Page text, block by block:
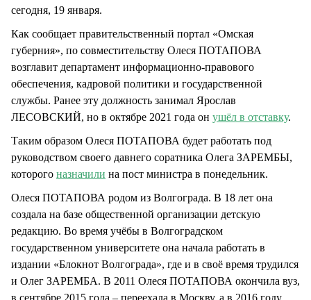
сегодня, 19 января.
Как сообщает правительственный портал «Омская
губерния», по совместительству Олеся ПОТАПОВА
возглавит департамент информационно-правового
обеспечения, кадровой политики и государственной
службы. Ранее эту должность занимал Ярослав
ЛЕСОВСКИЙ, но в октябре 2021 года он ушёл в отставку.
Таким образом Олеся ПОТАПОВА будет работать под
руководством своего давнего соратника Олега ЗАРЕМБЫ,
которого назначили на пост министра в понедельник.
Олеся ПОТАПОВА родом из Волгограда. В 18 лет она
создала на базе общественной организации детскую
редакцию. Во время учёбы в Волгоградском
государственном университете она начала работать в
издании «Блокнот Волгограда», где и в своё время трудился
и Олег ЗАРЕМБА. В 2011 Олеся ПОТАПОВА окончила вуз,
в сентябре 2015 года – переехала в Москву, а в 2016 году